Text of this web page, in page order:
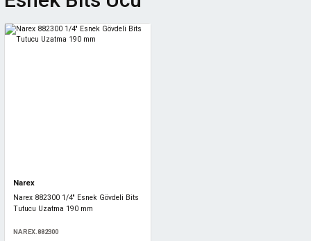
Narex
Narex 882300 1/4'' Esnek Gövdeli Bits
Tutucu Uzatma 190 mm
NAREX.882300